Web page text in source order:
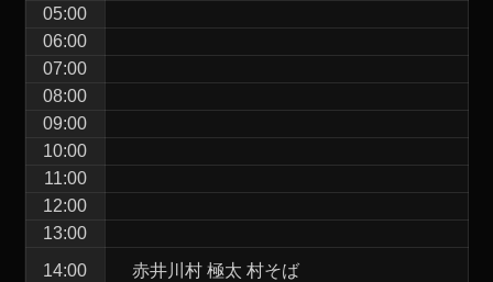
05:00
06:00
07:00
08:00
09:00
10:00
11:00
12:00
13:00
14:00
赤井川村 極太 村そば